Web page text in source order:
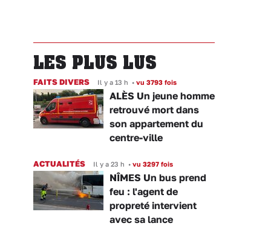
LES PLUS LUS
FAITS DIVERS Il y a 13 h • vu 3793 fois
ALÈS Un jeune homme
retrouvé mort dans
son appartement du
centre-ville
ACTUALITÉS Il y a 23 h • vu 3297 fois
NÎMES Un bus prend
feu : l'agent de
propreté intervient
avec sa lance